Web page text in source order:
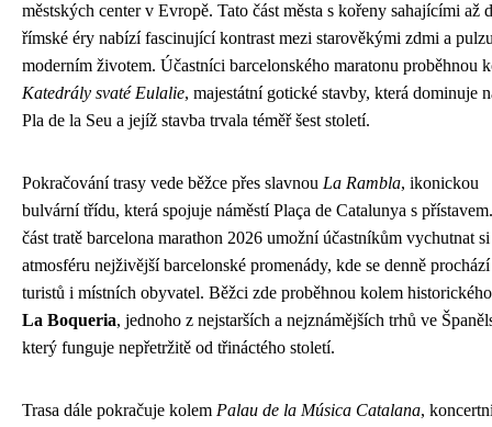
městských center v Evropě. Tato část města s kořeny sahajícími až
římské éry nabízí fascinující kontrast mezi starověkými zdmi a
moderním životem. Účastníci barcelonského maratonu proběhnou
Katedrály svaté Eulalie, majestátní gotické stavby, která dominuje
Pla de la Seu a jejíž stavba trvala téměř šest století.
Pokračování trasy vede běžce přes slavnou La Rambla, ikonickou
bulvární třídu, která spojuje náměstí Plaça de Catalunya s
část tratě barcelona marathon 2026 umožní účastníkům vychutnat si
atmosféru nejživější barcelonské promenády, kde se denně
turistů i místních obyvatel. Běžci zde proběhnou kolem
La Boqueria, jednoho z nejstarších a nejznámějších trhů ve
který funguje nepřetržitě od třináctého století.
Trasa dále pokračuje kolem Palau de la Música Catalana,